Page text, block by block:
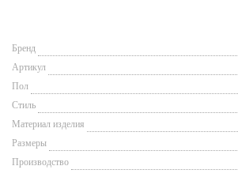
Бренд
Артикул
Пол
Стиль
Материал изделия
Размеры
Производство